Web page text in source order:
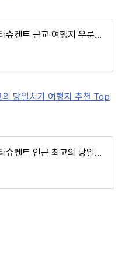
(우즈베키스탄) 타슈켄트 근교 여행지 우룬가치 호수(Urunghach Lake) : 인생 최고의 에메랄드 빛 호
당일치기 여행지 추천 Top
(우즈베키스탄) 타슈켄트 인근 최고의 당일치기 여행지 추천 Top 5